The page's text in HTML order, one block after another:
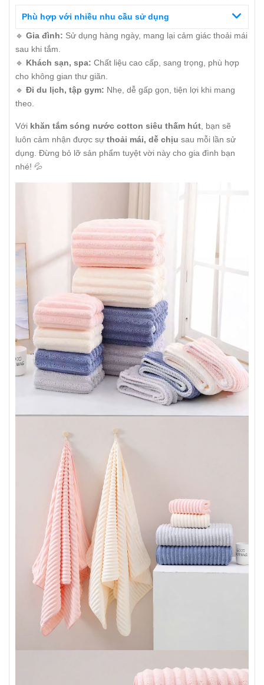
Phù hợp với nhiều nhu cầu sử dụng
🔹 Gia đình: Sử dụng hàng ngày, mang lại cảm giác thoải mái
sau khi tắm.
🔹 Khách sạn, spa: Chất liệu cao cấp, sang trọng, phù hợp
cho không gian thư giãn.
🔹 Đi du lịch, tập gym: Nhẹ, dễ gấp gọn, tiện lợi khi mang
theo.
Với khăn tắm sóng nước cotton siêu thấm hút, bạn sẽ
luôn cảm nhận được sự thoải mái, dễ chịu sau mỗi lần sử
dụng. Đừng bỏ lỡ sản phẩm tuyệt vời này cho gia đình bạn
nhé! 💦